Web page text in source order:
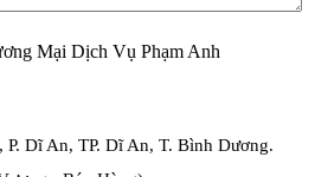
Mại Dịch Vụ Phạm Anh
Dĩ An, TP. Dĩ An, T. Bình Dương.